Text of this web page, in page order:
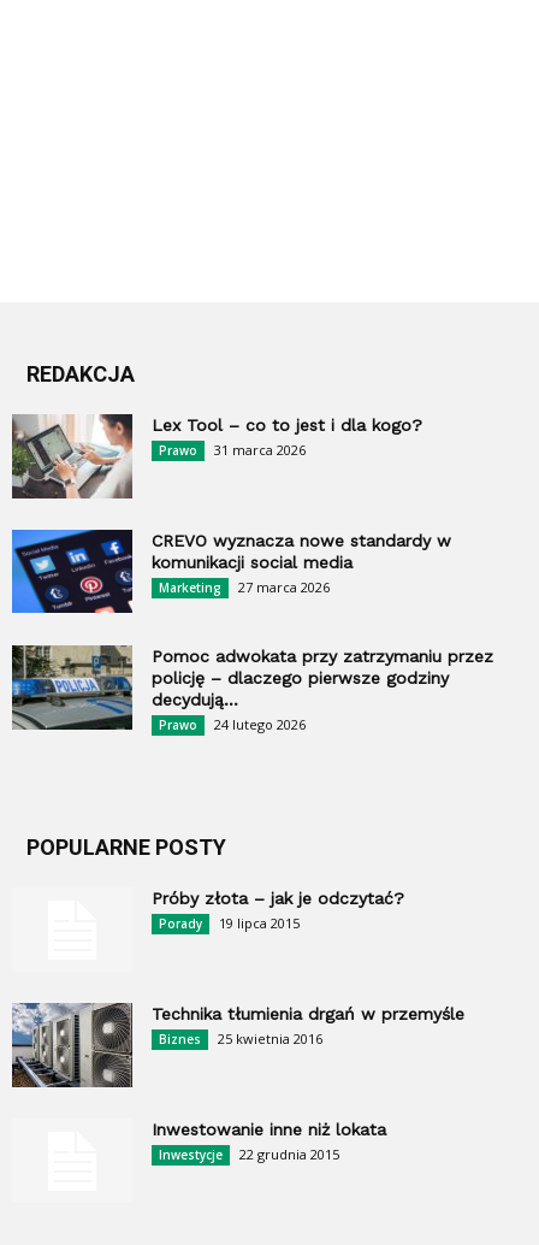
REDAKCJA
Lex Tool – co to jest i dla kogo?
Prawo 31 marca 2026
CREVO wyznacza nowe standardy w
komunikacji social media
Marketing 27 marca 2026
Pomoc adwokata przy zatrzymaniu przez
policję – dlaczego pierwsze godziny
decydują...
Prawo 24 lutego 2026
POPULARNE POSTY
Próby złota – jak je odczytać?
Porady 19 lipca 2015
Technika tłumienia drgań w przemyśle
Biznes 25 kwietnia 2016
Inwestowanie inne niż lokata
Inwestycje 22 grudnia 2015